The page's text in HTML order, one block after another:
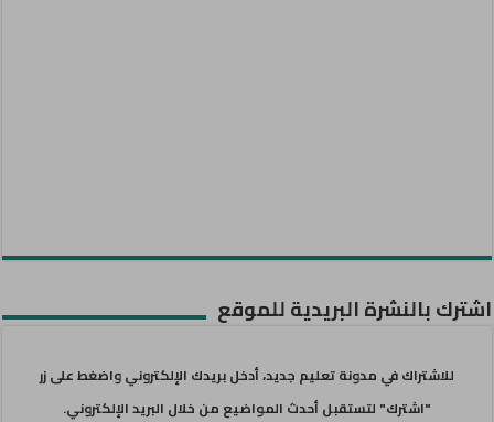
اشترك بالنشرة البريدية للموقع
للاشتراك في مدونة تعليم جديد، أدخل بريدك الإلكتروني واضغط على زر
"اشترك" لتستقبل أحدث المواضيع من خلال البريد الإلكتروني.